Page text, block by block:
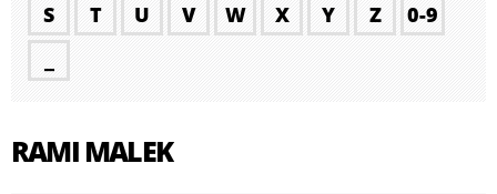
S
T U V W X Y Z
0-9
RAMI MALEK